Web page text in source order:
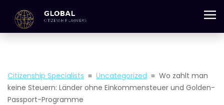
+357 25 059 684
Citizenship Specialists ≡ Uncategorized ≡ Wo zahlt man
keine Steuern: Länder ohne Einkommensteuer und Golden-
Passport-Programme